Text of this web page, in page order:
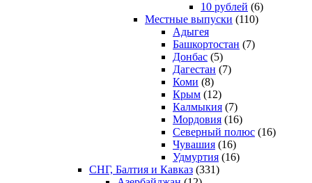
10 рублей (6)
Местные выпуски (110)
Адыгея
Башкортостан (7)
Донбас (5)
Дагестан (7)
Коми (8)
Крым (12)
Калмыкия (7)
Мордовия (16)
Северный полюс (16)
Чувашия (16)
Удмуртия (16)
СНГ, Балтия и Кавказ (331)